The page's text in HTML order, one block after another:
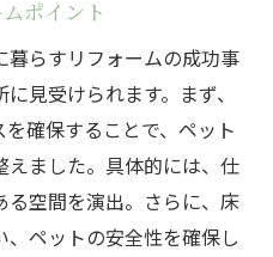
ポイント
らすリフォームの成功事
見受けられます。まず、
確保することで、ペット
ました。具体的には、仕
空間を演出。さらに、床
ペットの安全性を確保し